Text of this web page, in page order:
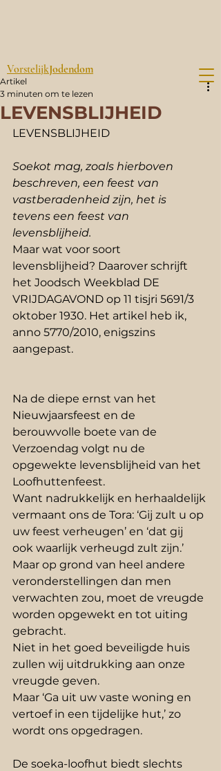
VorstelijkJodendom
LEVENSBLIJHEID
Artikel
3 minuten om te lezen
LEVENSBLIJHEID
Soekot mag, zoals hierboven
beschreven, een feest van
vastberadenheid zijn, het is
tevens een feest van
levensblijheid.
Maar wat voor soort
levensblijheid? Daarover schrijft
het Joodsch Weekblad DE
VRIJDAGAVOND op 11 tisjri 5691/3
oktober 1930. Het artikel heb ik,
anno 5770/2010, enigszins
aangepast.
Na de diepe ernst van het
Nieuwjaarsfeest en de
berouwvolle boete van de
Verzoendag volgt nu de
opgewekte levensblijheid van het
Loofhuttenfeest.
Want nadrukkelijk en herhaaldelijk
vermaant ons de Tora: ‘Gij zult u op
uw feest verheugen’ en ‘dat gij
ook waarlijk verheugd zult zijn.’
Maar op grond van heel andere
veronderstellingen dan men
verwachten zou, moet de vreugde
worden opgewekt en tot uiting
gebracht.
Niet in het goed beveiligde huis
zullen wij uitdrukking aan onze
vreugde geven.
Maar ‘Ga uit uw vaste woning en
vertoef in een tijdelijke hut,’ zo
wordt ons opgedragen.
De soeka-loofhut biedt slechts